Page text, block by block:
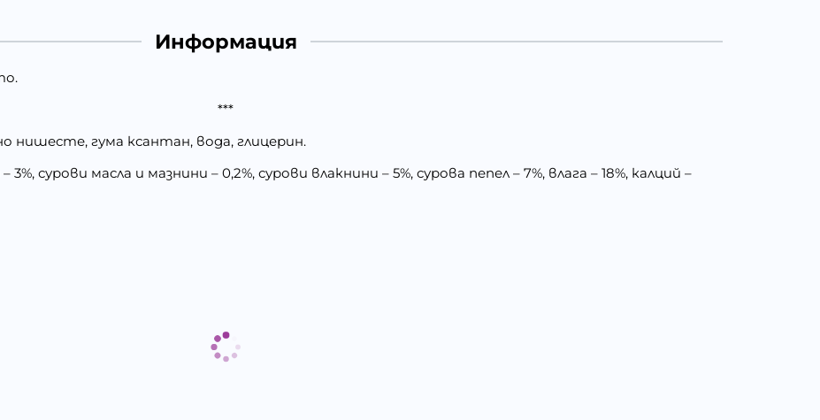
Информация
***
нишесте, гума ксантан, вода, глицерин.
сурови масла и мазнини – 0,2%, сурови влакнини – 5%, сурова пепел – 7%, влага – 18%, калций –